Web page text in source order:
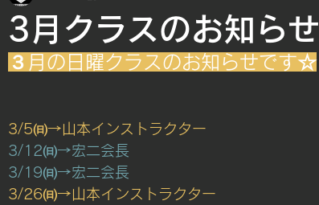
3月クラスのお知らせ
３月の日曜クラスのお知らせです☆
3/5㈰→山本インストラクター
3/12㈰→宏二会長
3/19㈰→宏二会長
3/26㈰→山本インストラクター